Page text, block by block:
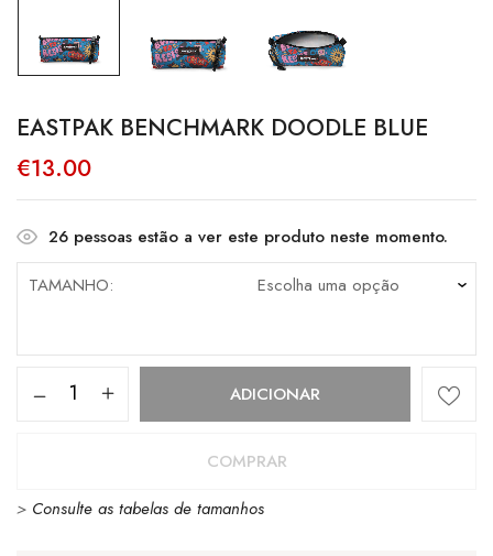
EASTPAK BENCHMARK DOODLE BLUE
€13.00
26 pessoas estão a ver este produto neste momento.
TAMANHO
Quantidade
Doodle
ADICIONAR
COMPRAR
> Consulte as tabelas de tamanhos